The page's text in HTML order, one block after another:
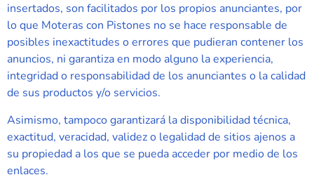
insertados, son facilitados por los propios anunciantes, por
lo que Moteras con Pistones no se hace responsable de
posibles inexactitudes o errores que pudieran contener los
anuncios, ni garantiza en modo alguno la experiencia,
integridad o responsabilidad de los anunciantes o la calidad
de sus productos y/o servicios.
Asimismo, tampoco garantizará la disponibilidad técnica,
exactitud, veracidad, validez o legalidad de sitios ajenos a
su propiedad a los que se pueda acceder por medio de los
enlaces.